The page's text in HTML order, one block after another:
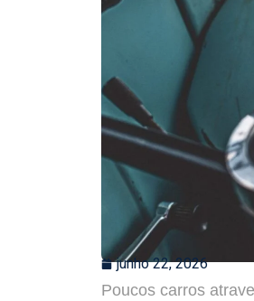
junho 22, 2026
Poucos carros